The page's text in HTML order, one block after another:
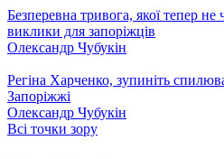
Безперевна тривога, якої тепер
виклики для запоріжців
Олександр Чубукін
Регіна Харченко, зупиніть
Запоріжжі
Олександр Чубукін
Всі точки зору